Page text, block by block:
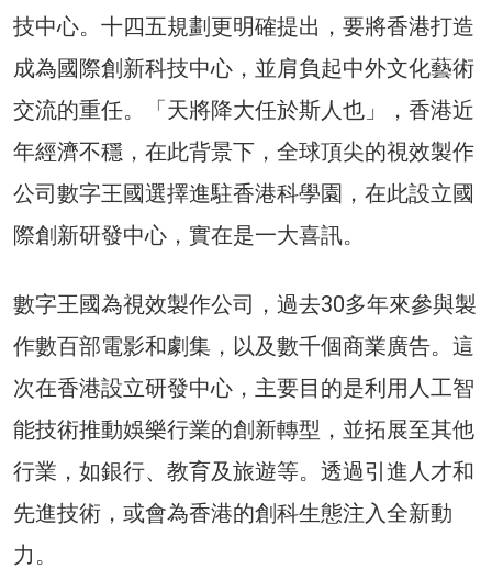
技中心。十四五規劃更明確提出，要將香港打造
成為國際創新科技中心，並肩負起中外文化藝術
交流的重任。「天將降大任於斯人也」，香港近
年經濟不穩，在此背景下，全球頂尖的視效製作
公司數字王國選擇進駐香港科學園，在此設立國
際創新研發中心，實在是一大喜訊。
數字王國為視效製作公司，過去30多年來參與製
作數百部電影和劇集，以及數千個商業廣告。這
次在香港設立研發中心，主要目的是利用人工智
能技術推動娛樂行業的創新轉型，並拓展至其他
行業，如銀行、教育及旅遊等。透過引進人才和
先進技術，或會為香港的創科生態注入全新動
力。